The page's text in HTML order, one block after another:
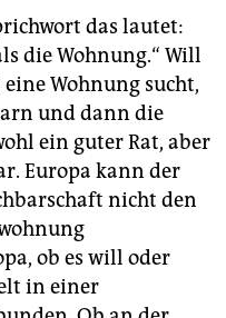
das lautet:
die Wohnung.“ Will
Wohnung sucht,
und dann die
ein guter Rat, aber
Europa kann der
nicht den
ob es will oder
in einer